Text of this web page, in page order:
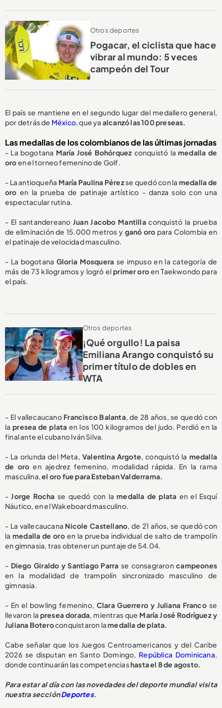
Otros deportes
Pogacar, el ciclista que hace
vibrar al mundo: 5 veces
campeón del Tour
El país se mantiene en el segundo lugar del medallero general,
por detrás de México, que ya alcanzó las 100 preseas.
Las medallas de los colombianos de las últimas jornadas
- La bogotana María José Bohórquez conquistó lamedalla de
oroen el torneo femenino de Golf.
- La antioqueña María Paulina Pérezse quedó con la medalla de
oro en la prueba de patinaje artístico - danza solo con una
espectacular rutina.
- El santandereano Juan Jacobo Mantillaconquistó la prueba
de eliminación de 15.000 metros y ganó oro para Colombia en
el patinaje de velocidad masculino.
- La bogotana Gloria Mosquera se impuso en la categoría de
más de 73 kilogramos y logró elprimer oroen Taekwondo para
el país.
Otros deportes
¡Qué orgullo! La paisa
Emiliana Arango conquistó su
primer título de dobles en
WTA
- El vallecaucano Francisco Balanta, de 28 años, se quedó con
lapresea de plata en los 100 kilogramos del judo. Perdió en la
final ante el cubano Iván Silva.
- La oriunda del Meta, Valentina Argote, conquistó la medalla
de oro en ajedrez femenino, modalidad rápida. En la rama
masculina,el oro fue para Esteban Valderrama.
-Jorge Rocha se quedó con la medalla de plata en el Esquí
Náutico, en el Wakeboard masculino.
- La vallecaucana Nicole Castellano, de 21 años, se quedó con
lamedalla de oro en la prueba individual de salto de trampolín
en gimnasia, tras obtener un puntaje de 54.04.
- Diego Giraldo y Santiago Parra se consagraroncampeones
en la modalidad de trampolín sincronizado masculino de
gimnasia.
- En el bowling femenino, Clara Guerrero y Juliana Francose
llevaron la presea dorada, mientras que María José Rodríguez y
Juliana Boteroconquistaron lamedalla de plata.
Cabe señalar que los Juegos Centroamericanos y del Caribe
2026 se disputan en Santo Domingo, República Dominicana,
donde continuarán las competenciashasta el 8 de agosto.
Para estar al día con las novedades del deporte mundial visita
nuestra secciónDeportes.